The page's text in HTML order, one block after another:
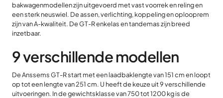
bakwagenmodellen zijn uitgevoerd met vast voorrek en reling en
een sterk neuswiel. De assen, verlichting, koppeling en oplooprem
zijn van A-kwaliteit. De GT-R enkelas en tandemas zijn breed
inzetbaar.
9 verschillende modellen
De Anssems GT-R start met een laadbaklengte van 151 cm en loopt
op tot een lengte van 251 cm. U heeft de keuze uit 9 verschillende
uitvoeringen. In de gewichtsklasse van 750 tot 1200 kg is de